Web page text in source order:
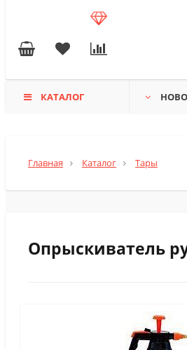
КАТАЛОГ
Главная Каталог Тары
Опрыскиватель